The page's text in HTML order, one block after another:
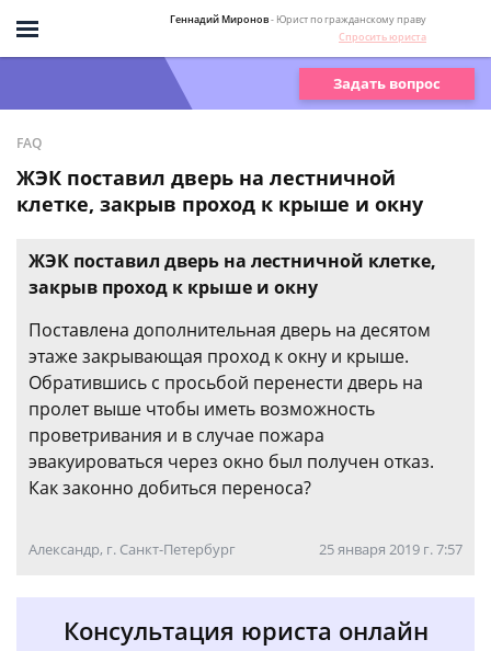
Геннадий Миронов- Юрист по гражданскому праву
Спросить юриста
Задать вопрос
FAQ
ЖЭК поставил дверь на лестничной
клетке, закрыв проход к крыше и окну
ЖЭК поставил дверь на лестничной клетке,
закрыв проход к крыше и окну
Поставлена дополнительная дверь на десятом
этаже закрывающая проход к окну и крыше.
Обратившись с просьбой перенести дверь на
пролет выше чтобы иметь возможность
проветривания и в случае пожара
эвакуироваться через окно был получен отказ.
Как законно добиться переноса?
Александр, г. Санкт-Петербург 25 января 2019 г. 7:57
Консультация юриста онлайн